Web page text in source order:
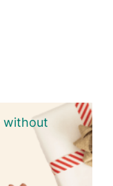
without